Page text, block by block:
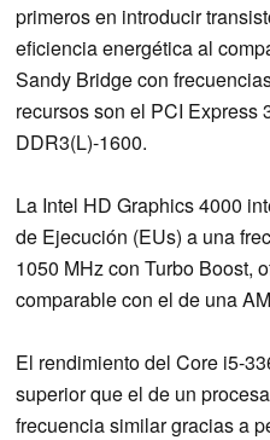
primeros en introducir
eficiencia energética al
Sandy Bridge con
recursos son el PCI Express
DDR3(L)-1600.
La Intel HD Graphics 4000
de Ejecución (EUs) a una
1050 MHz con Turbo Boost,
comparable con el de una
El rendimiento del Core i5-
superior que el de un
frecuencia similar gracias a